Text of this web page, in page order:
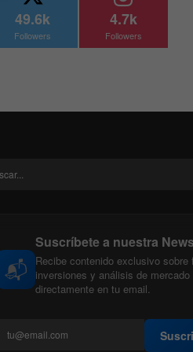
49.6k
Followers
4.7k
Followers
📬
Suscríbete a nuestra
Recibe contenido exclusivo sobre
inversiones y análisis de mercado
directamente en tu email.